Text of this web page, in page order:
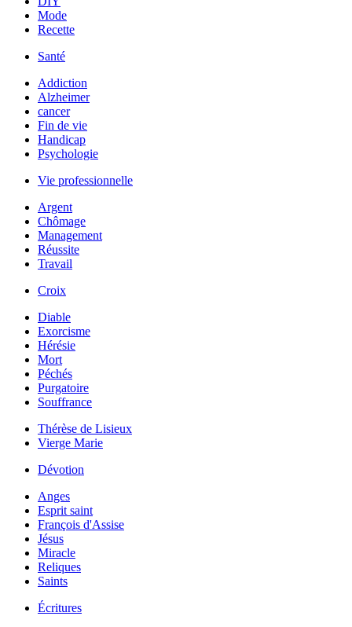
Mode
Recette
Santé
Addiction
Alzheimer
cancer
Fin de vie
Handicap
Psychologie
Vie professionnelle
Argent
Chômage
Management
Réussite
Travail
Croix
Diable
Exorcisme
Hérésie
Mort
Péchés
Purgatoire
Souffrance
Thérèse de Lisieux
Vierge Marie
Dévotion
Anges
Esprit saint
François d'Assise
Jésus
Miracle
Reliques
Saints
Écritures